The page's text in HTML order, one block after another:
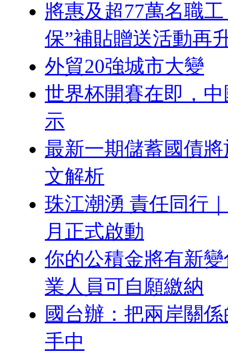
將惠及超77萬名職
保”補貼贈送活動再
外貿20強城市大變
世界杯開賽在即，
示
最新一期儲蓄國債
文解析
珠江潮湧 責任同行
月正式啟動
你的公積金將有新
業人員可自願繳納
國台辦：把兩岸關
手中